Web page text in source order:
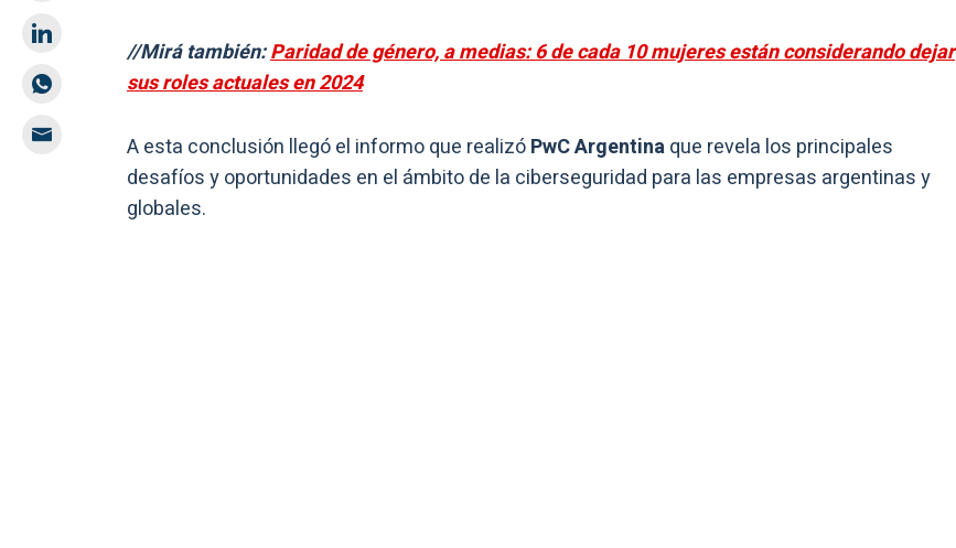
//Mirá también:Paridad de género, a medias: 6 de cada 10 mujeres están considerando dejar
sus roles actuales en 2024
A esta conclusión llegó el informo que realizóPwC Argentinaque revela los principales
desafíos y oportunidades en el ámbito de la ciberseguridad para las empresas argentinas y
globales.